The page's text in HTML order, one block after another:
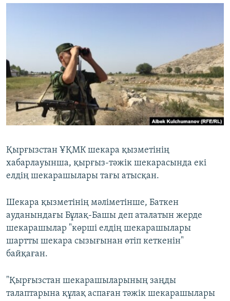
Skip
АРНАЙЫ ЖОБАЛАР
Русский
ЖАЗЫЛЫҢЫЗ
Басқа тілдерде
Қырғызстан ҰҚМК шекара қызметінің
хабарлауынша, қырғыз-тәжік шекарасында екі
елдің шекарашылары тағы атысқан.
Шекара қызметінің мәліметінше, Баткен
ауданындағы Бұлақ-Башы деп аталатын жерде
шекарашылар "көрші елдің шекарашылары
шартты шекара сызығынан өтіп кеткенін"
байқаған.
"Қырғызстан шекарашыларының заңды
талаптарына құлақ аспаған тәжік шекарашылары